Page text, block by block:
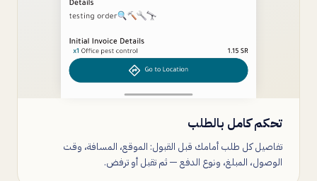
تحكم كامل بالطلب
تفاصيل كل طلب أمامك قبل القبول: الموقع، المسافة، وقت
الوصول، المبلغ، ونوع الدفع — ثم تقبل أو ترفض.